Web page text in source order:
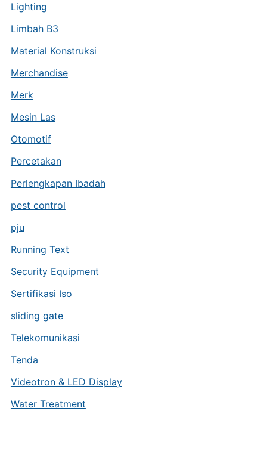
Lighting
Limbah B3
Material Konstruksi
Merchandise
Merk
Mesin Las
Otomotif
Percetakan
Perlengkapan Ibadah
pest control
pju
Running Text
Security Equipment
Sertifikasi Iso
sliding gate
Telekomunikasi
Tenda
Videotron & LED Display
Water Treatment